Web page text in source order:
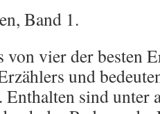
Band 1.
von vier der besten
und
sind unter